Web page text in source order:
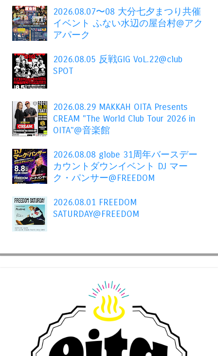
2026.08.07〜08 大分七夕まつり共催
イベント ふない水辺の屋台村@アク
アパーク
2026.08.05 反戦GIG VoL.22@club
SPOT
2026.08.29 MAKKAH OITA Presents
CREAM "The World Club Tour 2026 in
OITA"@音楽館
2026.08.08 globe 31周年バースデー
カウントダウンイベント DJ マー
ク・パンサー@FREEDOM
2026.08.01 FREEDOM
SATURDAY@FREEDOM